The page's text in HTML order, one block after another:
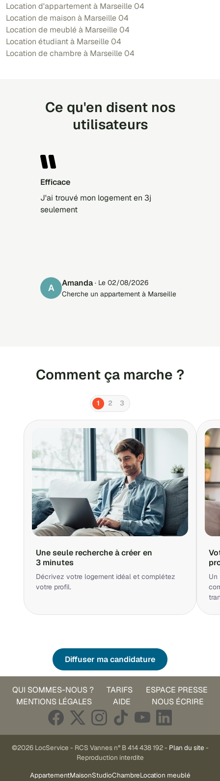
Location d'appartement à Marseille 04
Location de maison à Marseille 04
Location de meublé à Marseille 04
Location étudiant à Marseille 04
Location de chambre à Marseille 04
Ce qu'en disent nos
utilisateurs
Efficace
J'ai trouvé mon logement en 3j
seulement
A Amanda · Le 02/08/2026
Cherche un appartement à Marseille
Comment ça marche ?
1 2 3
Une seule recherche à créer en
3 minutes
Décrivez votre logement idéal et complétez
votre profil.
Un
Diffuser ma candidature
QUI SOMMES-NOUS ? TARIFS
ESPACE PRESSE
MENTIONS LÉGALES
AIDE NOUS ÉCRIRE
©2026 LocService - RCS Vannes n° B 414 438 192 - Plan du site -
Reproduction interdite
AppartementMaisonStudioChambreLocation meublé